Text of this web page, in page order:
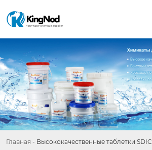
Главная - Высококачественные таблетки SDIC